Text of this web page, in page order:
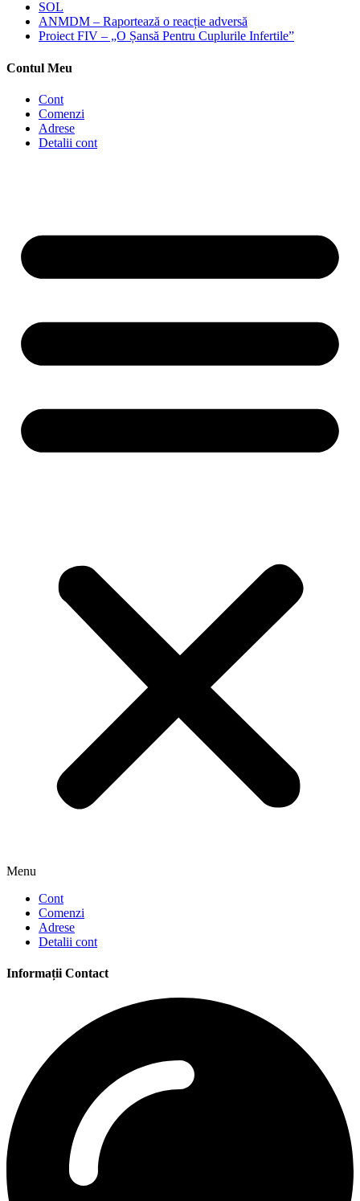
SOL
ANMDM – Raportează o reacție adversă
Proiect FIV – „O Șansă Pentru Cuplurile Infertile”
Contul Meu
Cont
Comenzi
Adrese
Detalii cont
Menu
Cont
Comenzi
Adrese
Detalii cont
Informații Contact